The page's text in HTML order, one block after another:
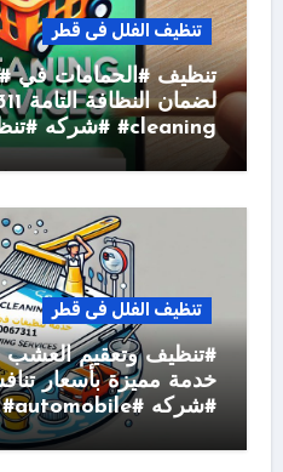
تنظيف الفلل فى قطر
تنظيف #الحمامات في
#cleaning #شركه #تنظيف
تنظيف الفلل فى قطر
#تنظيف وتعقيم
#شركه #cleaning #automobile